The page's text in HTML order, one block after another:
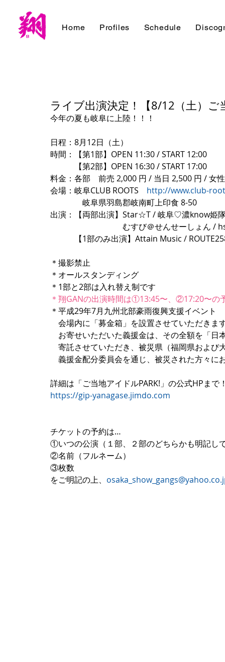
Home Profiles Schedule
ライブ出演決定！【8/12（土）ご
今年の夏も岐阜に上陸！！！
日程：8月12日（土）
時間：【第1部】OPEN 11:30 / START 12:00
【第2部】OPEN 16:30 / START 17:00
料金：各部　前売 2,000 円 / 当日 2,500 円 / 女
会場：岐阜CLUB ROOTS http://www.club-
岐阜県羽島郡岐南町上印食 8-50
出演：【両部出演】Star☆T / 岐阜♡濃know姫
むすび＠せんせーしょん / hs-hs /
【1部のみ出演】Attain Music /
＊撮影禁止
＊オールスタンディング
＊1部と2部は入れ替え制です
＊翔GANの出演時間は①13:45〜、②17:20〜の
＊平成29年7月九州北部豪雨復興支援イベント
会場内に「募金箱」を設置させていただきま
お寄せいただいた義援金は、その全額を「日
寄託させていただき、被災県（福岡県および
義援金配分委員会を通じ、被災された方々に
詳細は「ご当地アイドルPARK!」の公式HPまで
https://gip-yanagase.jimdo.com
チケットの予約は…
①いつの公演（１部、２部のどちらかも明記し
②名前（フルネーム）
③枚数
をご明記の上、